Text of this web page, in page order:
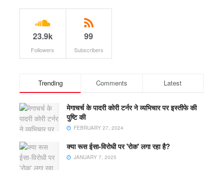
23.9k
Followers
99
Subscribers
Trending Comments Latest
मेगाचर्च के पादरी कोरी टर्नर ने व्यभिचार पर इस्तीफे की
पुष्टि की
FEBRUARY 27, 2024
क्या रूस ईसा-विरोधी पर 'रोक' लगा रहा है?
JANUARY 7, 2025